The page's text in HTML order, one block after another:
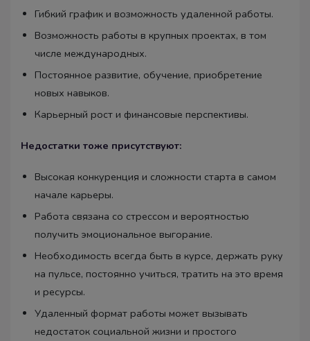
Гибкий график и возможность удаленной работы.
Возможность работы в крупных проектах, в том
числе международных.
Постоянное развитие, обучение, приобретение
новых навыков.
Карьерный рост и финансовые перспективы.
Недостатки тоже присутствуют:
Высокая конкуренция и сложности старта в самом
начале карьеры.
Работа связана со стрессом и вероятностью
получить эмоциональное выгорание.
Необходимость всегда быть в курсе, держать руку
на пульсе, постоянно учиться, тратить на это время
и ресурсы.
Удаленный формат работы может вызывать
недостаток социальной жизни и простого